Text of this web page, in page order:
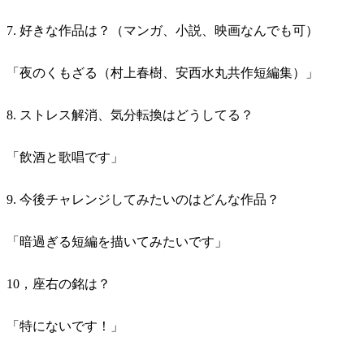
7. 好きな作品は？（マンガ、小説、映画なんでも可）
「夜のくもざる（村上春樹、安西水丸共作短編集）」
8. ストレス解消、気分転換はどうしてる？
「飲酒と歌唱です」
9. 今後チャレンジしてみたいのはどんな作品？
「暗過ぎる短編を描いてみたいです」
10，座右の銘は？
「特にないです！」